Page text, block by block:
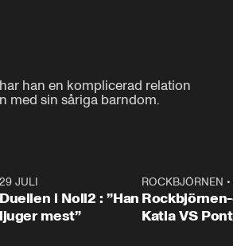
han en komplicerad relation
med sin såriga barndom.
29 JULI
Duellen i Noll2 : ”Han
ljuger mest”
ROCKBJÖRNEN
Katia VS